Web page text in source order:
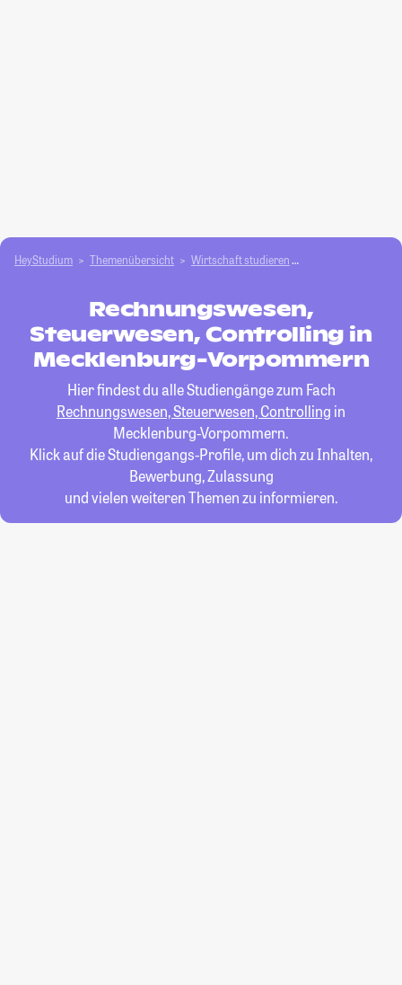
HeyStudium Themenübersicht Wirtschaft studieren
Rechnungswesen,
Steuerwesen, Controlling in
Mecklenburg-Vorpommern
Hier findest du alle Studiengänge zum Fach
Rechnungswesen, Steuerwesen, Controlling in
Mecklenburg-Vorpommern.
Klick auf die Studiengangs-Profile, um dich zu Inhalten,
Bewerbung, Zulassung
und vielen weiteren Themen zu informieren.